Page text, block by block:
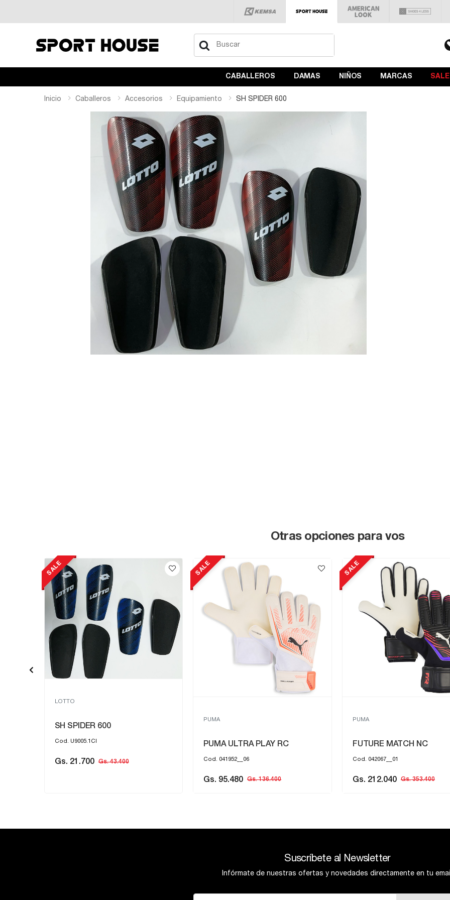
Buscar
CABALLEROS DAMAS NIÑOS MARCAS SALE
Inicio Caballeros Accesorios Equipamiento SH SPIDER 600
Otras opciones para vos
SALE
LOTTO
SH SPIDER 600
Cod. U9005.1CI
Gs. 21.700 Gs. 43.400
SALE
PUMA
PUMA ULTRA PLAY RC
Cod. 041952__06
Gs. 95.480 Gs. 136.400
SALE
PUMA
FUTURE MATCH NC
Cod. 042067__01
Gs. 212.040 Gs. 353.400
Suscríbete al Newsletter
Infórmate de nuestras ofertas y novedades directamente en tu